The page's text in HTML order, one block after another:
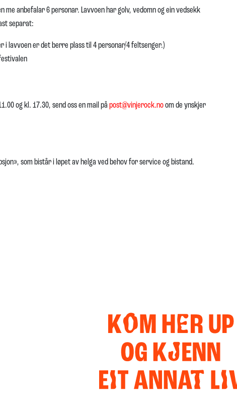
me anbefalar 6 personar. Lavvoen har golv, vedomn og ein vedsekk
separat:
i lavvoen er det berre plass til 4 personar/4 feltsenger.)
og kl. 17.30, send oss en mail på post@vinjerock.noom de ynskjer
som bistår i løpet av helga ved behov for service og bistand.